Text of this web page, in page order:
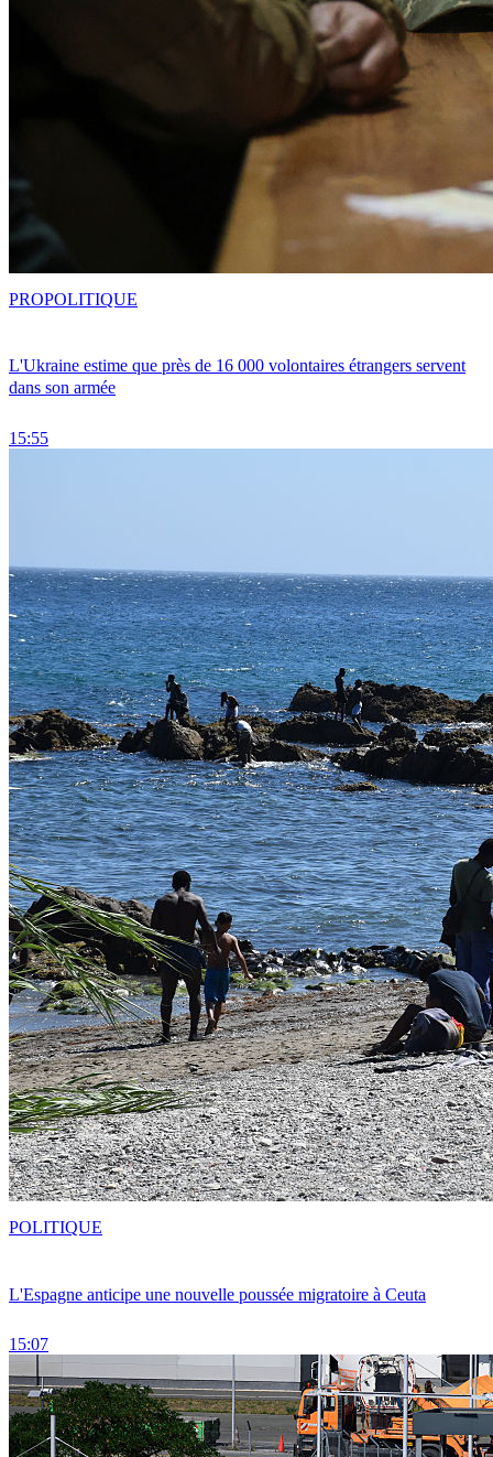
L'Ukraine estime que près de 16 000 volontaires étrangers servent
dans son armée
15:55
PROPOLITIQUE
L'Espagne anticipe une nouvelle poussée migratoire à Ceuta
15:07
POLITIQUE